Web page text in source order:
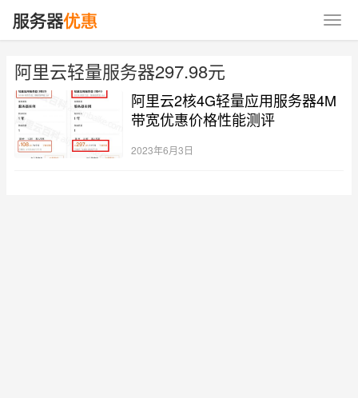
阿里云轻量服务器297.98元
阿里云2核4G轻量应用服务器4M
带宽优惠价格性能测评
2023年6月3日